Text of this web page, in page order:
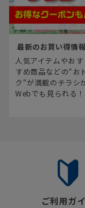
最新のお買い得情報
人気アイテムやおす
すめ商品などの“お
ク“が満載のチラシ
Webでも見られる！
ご利用ガ